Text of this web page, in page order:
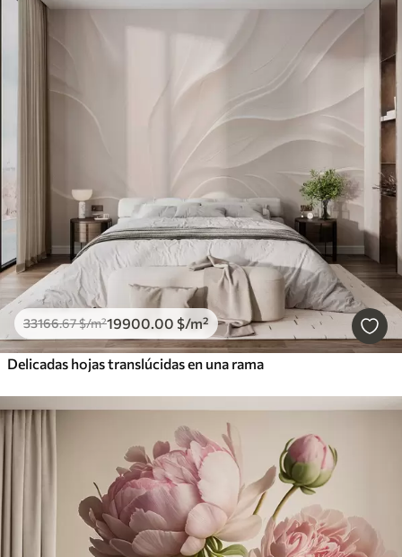
33166.67$/m²19900.00 $/m²
Delicadas hojas translúcidas en una rama